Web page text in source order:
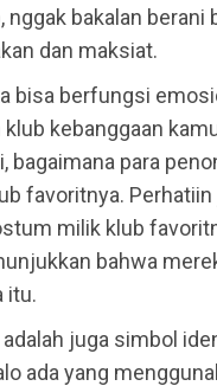
bakalan berani
dan maksiat.
bisa berfungsi
kebanggaan
bagaimana para
favoritnya.
milik klub
bahwa
itu.
juga simbol
ada yang